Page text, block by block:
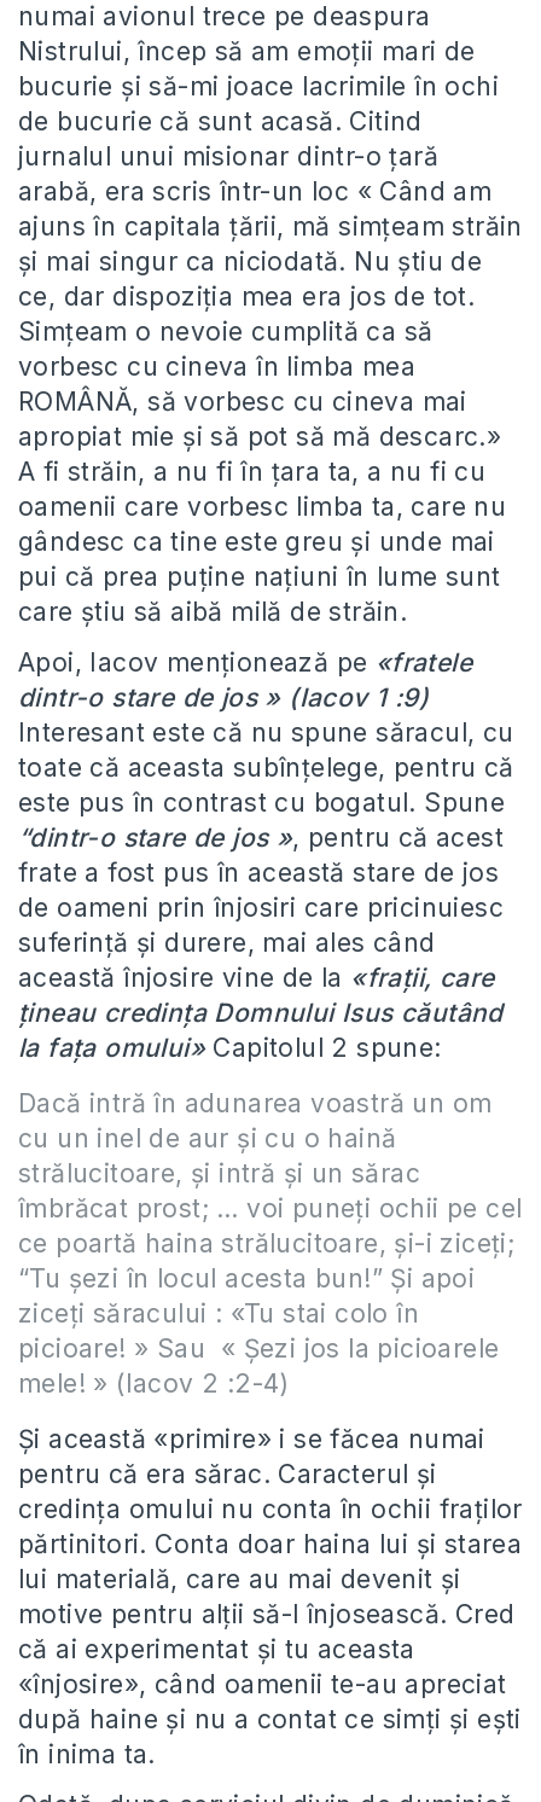
numai avionul trece pe deaspura
Nistrului, încep să am emoții mari de
bucurie și să-mi joace lacrimile în ochi
de bucurie că sunt acasă. Citind
jurnalul unui misionar dintr-o țară
arabă, era scris într-un loc « Când am
ajuns în capitala țării, mă simțeam străin
și mai singur ca niciodată. Nu știu de
ce, dar dispoziția mea era jos de tot.
Simțeam o nevoie cumplită ca să
vorbesc cu cineva în limba mea
ROMÂNĂ, să vorbesc cu cineva mai
apropiat mie și să pot să mă descarc.»
A fi străin, a nu fi în țara ta, a nu fi cu
oamenii care vorbesc limba ta, care nu
gândesc ca tine este greu și unde mai
pui că prea puține națiuni în lume sunt
care știu să aibă milă de străin.
Apoi, Iacov menționează pe «fratele
dintr-o stare de jos » (Iacov 1 :9)
Interesant este că nu spune săracul, cu
toate că aceasta subînțelege, pentru că
este pus în contrast cu bogatul. Spune
“dintr-o stare de jos », pentru că acest
frate a fost pus în această stare de jos
de oameni prin înjosiri care pricinuiesc
suferință și durere, mai ales când
această înjosire vine de la «frații, care
țineau credința Domnului Isus căutând
la fața omului»Capitolul 2 spune:
Dacă intră în adunarea voastră un om
cu un inel de aur și cu o haină
strălucitoare, și intră și un sărac
îmbrăcat prost; … voi puneți ochii pe cel
ce poartă haina strălucitoare, și-i ziceți;
“Tu șezi în locul acesta bun!” Și apoi
ziceți săracului : «Tu stai colo în
picioare! » Sau « Șezi jos la picioarele
mele! » (Iacov 2 :2-4)
Și această «primire» i se făcea numai
pentru că era sărac. Caracterul și
credința omului nu conta în ochii fraților
părtinitori. Conta doar haina lui și starea
lui materială, care au mai devenit și
motive pentru alții să-l înjosească. Cred
că ai experimentat și tu aceasta
«înjosire», când oamenii te-au apreciat
după haine și nu a contat ce simți și ești
în inima ta.